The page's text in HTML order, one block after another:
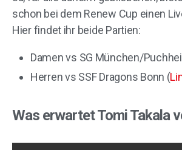
schon bei dem Renew Cup einen
Hier findet ihr beide Partien:
Damen vs SG München/
Herren vs SSF Dragons Bonn (
Was erwartet Tomi Takala